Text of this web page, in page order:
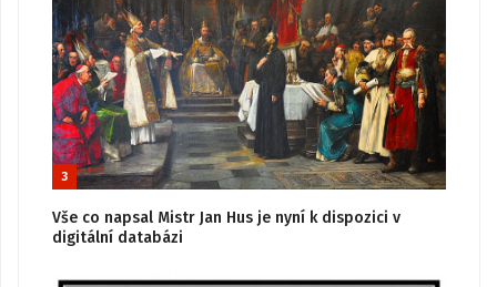
3
Vše co napsal Mistr Jan Hus je nyní k dispozici v
digitální databázi